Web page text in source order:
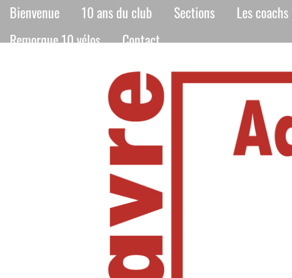
Bienvenue 10 ans du club Sections Les coachs
Remorque 10 vélos
Contact